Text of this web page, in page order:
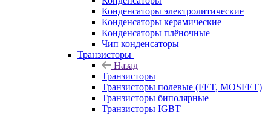
Конденсаторы электролитические
Конденсаторы керамические
Конденсаторы плёночные
Чип конденсаторы
Транзисторы
Назад
Транзисторы
Транзисторы полевые (FET, MOSFET)
Транзисторы биполярные
Транзисторы IGBT